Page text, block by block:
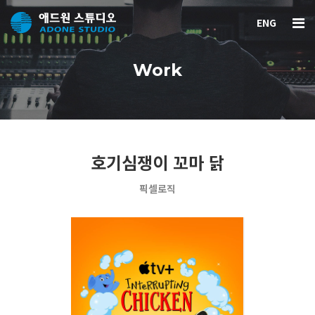
ENG
Work
호기심쟁이 꼬마 닭
픽셀로직